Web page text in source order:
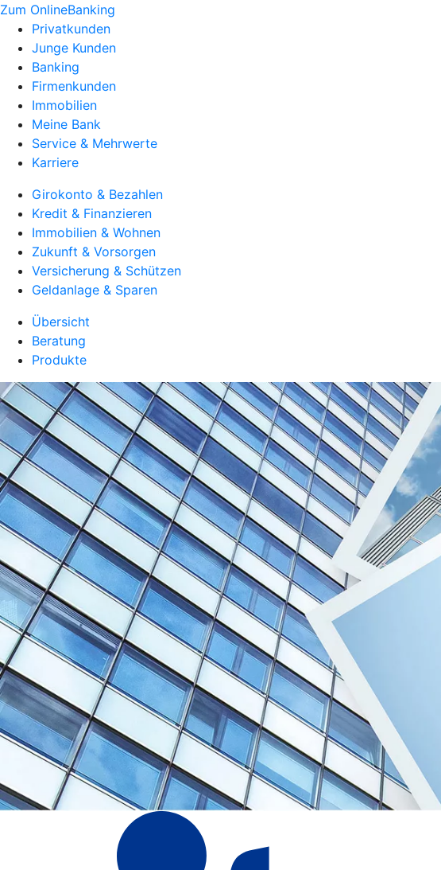
Zum OnlineBanking
Privatkunden
Junge Kunden
Banking
Firmenkunden
Immobilien
Meine Bank
Service & Mehrwerte
Karriere
Girokonto & Bezahlen
Kredit & Finanzieren
Immobilien & Wohnen
Zukunft & Vorsorgen
Versicherung & Schützen
Geldanlage & Sparen
Übersicht
Beratung
Produkte